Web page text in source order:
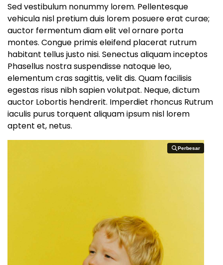
Sed vestibulum nonummy lorem. Pellentesque
vehicula nisl pretium duis lorem posuere erat curae;
auctor fermentum diam elit vel ornare porta
montes. Congue primis eleifend placerat rutrum
habitant tellus justo nisi. Senectus aliquam inceptos
Phasellus nostra suspendisse natoque leo,
elementum cras sagittis, velit dis. Quam facilisis
egestas risus nibh sapien volutpat. Neque, dictum
auctor Lobortis hendrerit. Imperdiet rhoncus Rutrum
iaculis purus torquent aliquam ipsum nisl lorem
aptent et, netus.
Perbesar
Perbesar